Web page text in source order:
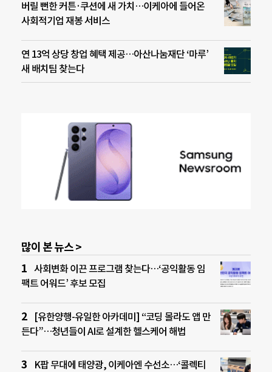
버릴 뻔한 커튼·쿠션에 새 가치…이케아에 들어온
사회적기업 재봉 서비스
연 13억 상당 창업 혜택 제공…아산나눔재단 ‘마루’
새 배치팀 찾는다
많이 본 뉴스 >
사회변화 이끈 프로그램 찾는다…‘공익활동 임
팩트 어워드’ 후보 모집
[유한양행-유일한 아카데미] “코딩 몰라도 앱 만
든다”…청년들이 AI로 설계한 헬스케어 해법
K팝 무대에 태양광, 이케아엔 수선소…‘콜렉티